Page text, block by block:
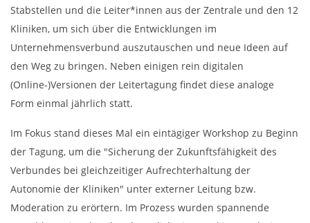
Stabstellen und die Leiter*innen aus der Zentrale und den 12
Kliniken, um sich über die Entwicklungen im
Unternehmensverbund auszutauschen und neue Ideen auf
den Weg zu bringen. Neben einigen rein digitalen
(Online-)Versionen der Leitertagung findet diese analoge
Form einmal jährlich statt.
Im Fokus stand dieses Mal ein eintägiger Workshop zu Beginn
der Tagung, um die "Sicherung der Zukunftsfähigkeit des
Verbundes bei gleichzeitiger Aufrechterhaltung der
Autonomie der Kliniken" unter externer Leitung bzw.
Moderation zu erörtern. Im Prozess wurden spannende